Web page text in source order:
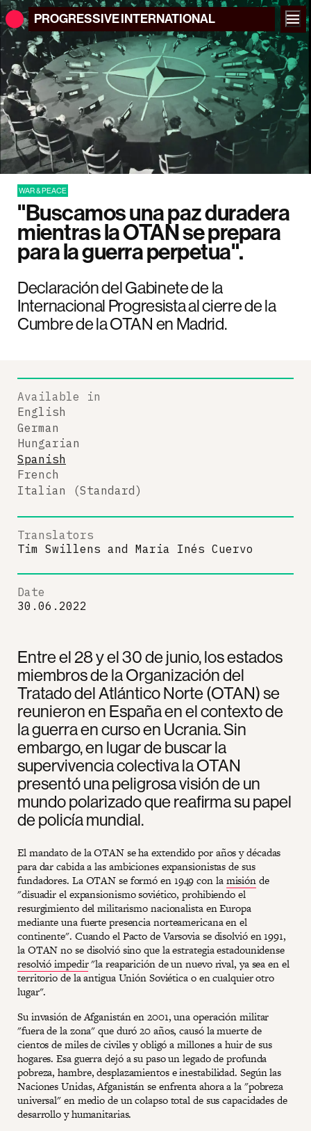
PROGRESSIVEINTERNATIONAL
WAR & PEACE
"Buscamos una paz duradera
mientras la OTAN se prepara
para la guerra perpetua".
Declaración del Gabinete de la
Internacional Progresista al cierre de la
Cumbre de la OTAN en Madrid.
Entre el 28 y el 30 de junio, los estados
miembros de la Organización del
Tratado del Atlántico Norte (OTAN) se
reunieron en España en el contexto de
la guerra en curso en Ucrania. Sin
embargo, en lugar de buscar la
supervivencia colectiva la OTAN
presentó una peligrosa visión de un
mundo polarizado que reafirma su papel
de policía mundial.
El mandato de la OTAN se ha extendido por años y décadas
para dar cabida a las ambiciones expansionistas de sus
fundadores. La OTAN se formó en 1949 con lamisiónde
"disuadir el expansionismo soviético, prohibiendo el
resurgimiento del militarismo nacionalista en Europa
mediante una fuerte presencia norteamericana en el
continente". Cuando el Pacto de Varsovia se disolvió en 1991,
la OTAN no se disolvió sino que la estrategia estadounidense
resolvió impedir"la reaparición de un nuevo rival, ya sea en el
territorio de la antigua Unión Soviética o en cualquier otro
lugar".
Su invasión de Afganistán en 2001, una operación militar
"fuera de la zona" que duró 20 años, causó la muerte de
cientos de miles de civiles y obligó a millones a huir de sus
hogares. Esa guerra dejó a su paso un legado de profunda
pobreza, hambre, desplazamientos e inestabilidad. Según las
Naciones Unidas, Afganistán se enfrenta ahora a la "pobreza
universal" en medio de un colapso total de sus capacidades de
desarrollo y humanitarias.
Available in
English
German
Hungarian
Spanish
French
Italian (Standard)
Translators
Tim Swillens and Maria Inés Cuervo
Date
30.06.2022